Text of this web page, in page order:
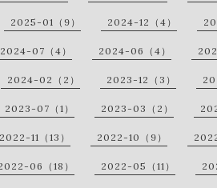
2025-01（9） 2024-12（4）
2024-07（4） 2024-06（4）
2024-02（2） 2023-12（3）
2023-07（1） 2023-03（2）
2022-11（13） 2022-10（9）
06（18） 2022-05（11）